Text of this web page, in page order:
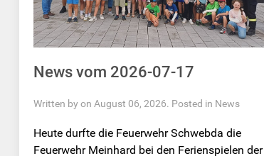
News vom 2026-07-17
Written by on August 06, 2026. Posted in News
Heute durfte die Feuerwehr Schwebda die
Feuerwehr Meinhard bei den Ferienspielen der